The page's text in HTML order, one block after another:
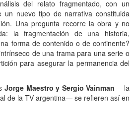
del relato fragmentado, con un
un nuevo tipo de narrativa constituida
Una pregunta recorre la obra y no
la fragmentación de una historia,
forma de contenido o de continente?
de una trama para una serie o
para asegurar la permanencia del
Jorge Maestro y Sergio Vainman —la
de la TV argentina— se refieren así en